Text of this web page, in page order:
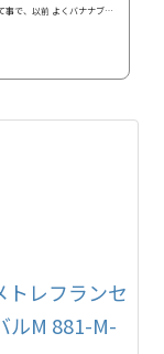
で、以前 よくバナナブレ
レフランセ
ルM 881-M-